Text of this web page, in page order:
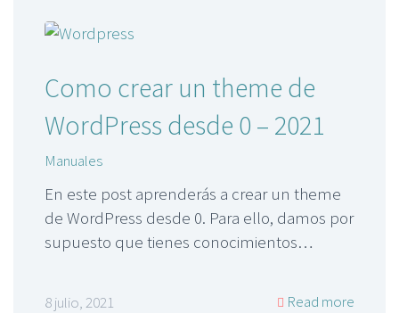
Como crear un theme de
WordPress desde 0 – 2021
Manuales
En este post aprenderás a crear un theme
de WordPress desde 0. Para ello, damos por
supuesto que tienes conocimientos…
8 julio, 2021 Read more